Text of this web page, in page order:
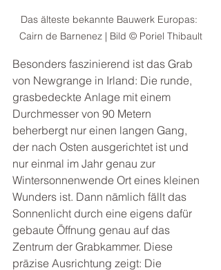
Das älteste bekannte Bauwerk Europas:
Cairn de Barnenez | Bild © Poriel Thibault
Besonders faszinierend ist das Grab
von Newgrange in Irland: Die runde,
grasbedeckte Anlage mit einem
Durchmesser von 90 Metern
beherbergt nur einen langen Gang,
der nach Osten ausgerichtet ist und
nur einmal im Jahr genau zur
Wintersonnenwende Ort eines kleinen
Wunders ist. Dann nämlich fällt das
Sonnenlicht durch eine eigens dafür
gebaute Öffnung genau auf das
Zentrum der Grabkammer. Diese
präzise Ausrichtung zeigt: Die